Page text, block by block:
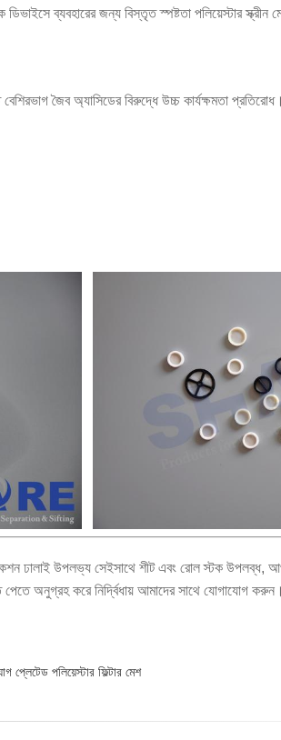
ডিভাইসে ব্যবহারের জন্য বিস্তৃত স্পষ্টতা পলিয়েস্টার
জৈব অ্যাসিডের বিরুদ্ধে উচ্চ কার্যক্ষমতা প্রতিরোধ।
ঢালাই উপলভ্য সেইসাথে শীট এবং রোল স্টক উপলব্ধ,
অনুগ্রহ করে নির্দ্বিধায় আমাদের সাথে যোগাযোগ করুন।
প্লেটেড পলিয়েস্টার ফিল্টার মেশ